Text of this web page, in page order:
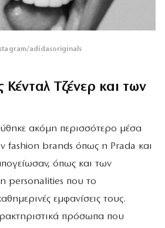
adidasoriginals
Τζένερ και των
ακόμη περισσότερο μέσα
fashion brands όπως η Prada και
όπως και των
personalities που το
εμφανίσεις τους.
πρόσωπα που